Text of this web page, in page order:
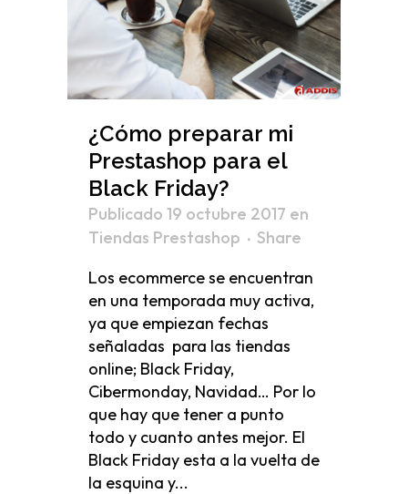
¿Cómo preparar mi
Prestashop para el
Black Friday?
Publicado 19 octubre 2017 en
Tiendas Prestashop
Share
Los ecommerce se encuentran
en una temporada muy activa,
ya que empiezan fechas
señaladas para las tiendas
online; Black Friday,
Cibermonday, Navidad… Por lo
que hay que tener a punto
todo y cuanto antes mejor. El
Black Friday esta a la vuelta de
la esquina y...